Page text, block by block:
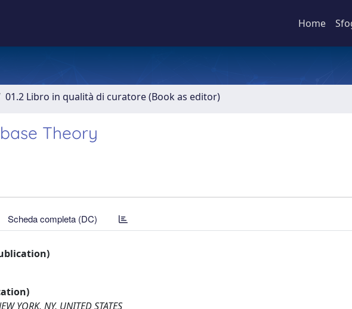
Home
01.2 Libro in qualità di curatore (Book as editor)
Theory
Scheda completa (DC)
YORK, NY, UNITED STATES